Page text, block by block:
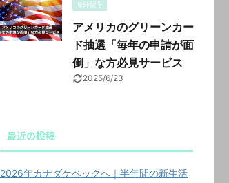
海外留学
アメリカのグリーンカー
ド抽選「毎年の申請が面
倒」な方必見サービス
2025/6/23
最近の投稿
2026年カナダケベックへ｜半年間の新生活